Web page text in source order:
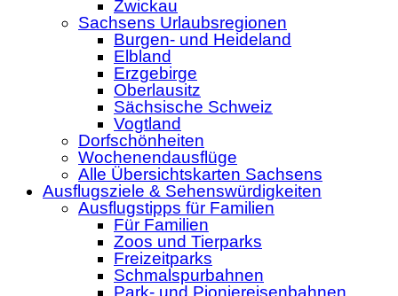
Zwickau
Sachsens Urlaubsregionen
Burgen- und Heideland
Elbland
Erzgebirge
Oberlausitz
Sächsische Schweiz
Vogtland
Dorfschönheiten
Wochenendausflüge
Alle Übersichtskarten Sachsens
Ausflugsziele & Sehenswürdigkeiten
Ausflugstipps für Familien
Für Familien
Zoos und Tierparks
Freizeitparks
Schmalspurbahnen
Park- und Pioniereisenbahnen